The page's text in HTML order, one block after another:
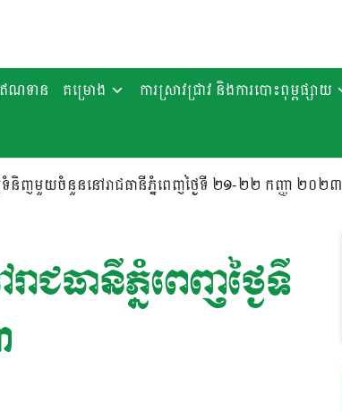
ឥណទាន គម្រោង ការស្រាវជ្រាវ និងការបោះពុម្ពផ្សាយ
ៃទំនិញមួយចំនួននៅរាជធានីភ្នំពេញថ្ងៃទី ២១-២២ កញ្ញា ២០២៣
ធានីភ្នំពេញថ្ងៃទី